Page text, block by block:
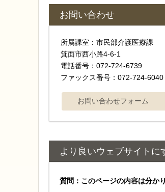
お問い合わせ
所属課室：市民部介護医療課
箕面市西小路4‐6‐1
電話番号：072-724-6739
ファックス番号：072-724-6040
より良いウェブサイトに
質問：このページの内容は分か